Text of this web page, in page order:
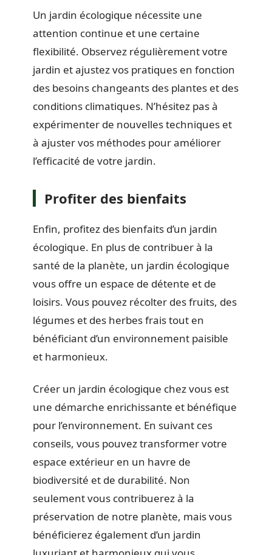
Un jardin écologique nécessite une
attention continue et une certaine
flexibilité. Observez régulièrement votre
jardin et ajustez vos pratiques en fonction
des besoins changeants des plantes et des
conditions climatiques. N’hésitez pas à
expérimenter de nouvelles techniques et
à ajuster vos méthodes pour améliorer
l’efficacité de votre jardin.
Profiter des bienfaits
Enfin, profitez des bienfaits d’un jardin
écologique. En plus de contribuer à la
santé de la planète, un jardin écologique
vous offre un espace de détente et de
loisirs. Vous pouvez récolter des fruits, des
légumes et des herbes frais tout en
bénéficiant d’un environnement paisible
et harmonieux.
Créer un jardin écologique chez vous est
une démarche enrichissante et bénéfique
pour l’environnement. En suivant ces
conseils, vous pouvez transformer votre
espace extérieur en un havre de
biodiversité et de durabilité. Non
seulement vous contribuerez à la
préservation de notre planète, mais vous
bénéficierez également d’un jardin